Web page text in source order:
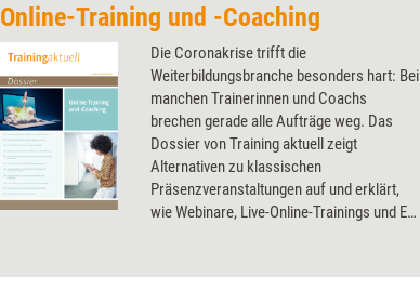
Online-Training und -Coaching
Die Coronakrise trifft die
Weiterbildungsbranche besonders hart: Bei
manchen Trainerinnen und Coachs
brechen gerade alle Aufträge weg. Das
Dossier von Training aktuell zeigt
Alternativen zu klassischen
Präsenzveranstaltungen auf und erklärt,
wie Webinare, Live-Online-Trainings und E-